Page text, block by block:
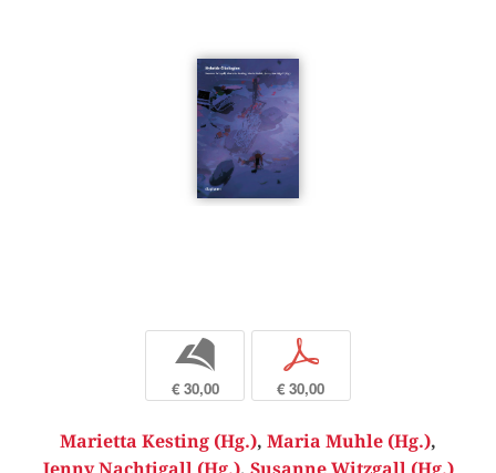
b
€ 30,00
p
€ 30,00
Marietta Kesting (Hg.), Maria Muhle (Hg.),